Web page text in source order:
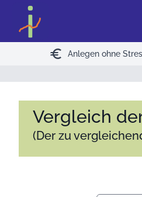
euro Anlegen ohne
Vergleich
(Der zu